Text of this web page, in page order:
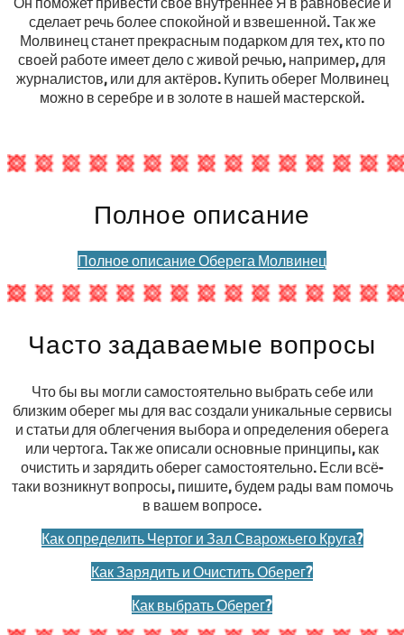
сделает речь более спокойной и взвешенной. Так же
Молвинец станет прекрасным подарком для тех, кто по
своей работе имеет дело с живой речью, например, для
журналистов, или для актёров. Купить оберег Молвинец
можно в серебре и в золоте в нашей мастерской.
Полное описание
Полное описание Оберега Молвинец
Часто задаваемые вопросы
Что бы вы могли самостоятельно выбрать себе или
близким оберег мы для вас создали уникальные сервисы
и статьи для облегчения выбора и определения оберега
или чертога. Так же описали основные принципы, как
очистить и зарядить оберег самостоятельно. Если всё-
таки возникнут вопросы, пишите, будем рады вам помочь
в вашем вопросе.
Как определить Чертог и Зал Сварожьего Круга?
Как Зарядить и Очистить Оберег?
Как выбрать Оберег?